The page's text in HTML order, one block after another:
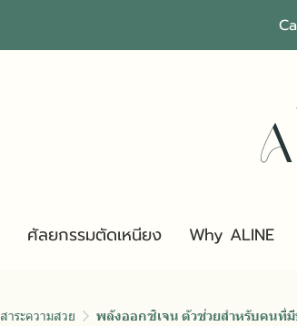
ศัลยกรรมตัดเหนียง Why ALINE
สาระความสวย พลังออกซิเจน ตัวช่วยสำหรับคนที่